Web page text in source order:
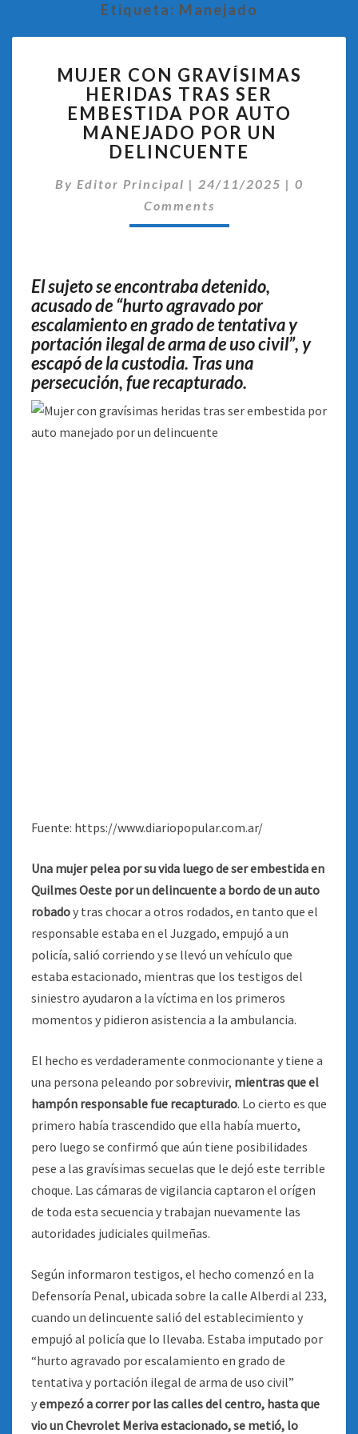
Etiqueta: Manejado
CON
GRAVÍSIMAS
HERIDAS
TRAS
SER
EMBESTIDA
POR
AUTO
MUJER CON GRAVÍSIMAS
HERIDAS TRAS SER
EMBESTIDA POR AUTO
MANEJADO POR UN
DELINCUENTE
By Editor Principal | 24/11/2025 | 0
Comments
El sujeto se encontraba detenido,
acusado de “hurto agravado por
escalamiento en grado de tentativa y
portación ilegal de arma de uso civil”, y
escapó de la custodia. Tras una
persecución, fue recapturado.
Fuente: https://www.diariopopular.com.ar/
Una mujer pelea por su vida luego de ser embestida en
Quilmes Oeste por un delincuente a bordo de un auto
robadoy tras chocar a otros rodados, en tanto que el
responsable estaba en el Juzgado, empujó a un
policía, salió corriendo y se llevó un vehículo que
estaba estacionado, mientras que los testigos del
siniestro ayudaron a la víctima en los primeros
momentos y pidieron asistencia a la ambulancia.
El hecho es verdaderamente conmocionante y tiene a
una persona peleando por sobrevivir, mientras que el
hampón responsable fue recapturado. Lo cierto es que
primero había trascendido que ella había muerto,
pero luego se confirmó que aún tiene posibilidades
pese a las gravísimas secuelas que le dejó este terrible
choque. Las cámaras de vigilancia captaron el orígen
de toda esta secuencia y trabajan nuevamente las
autoridades judiciales quilmeñas.
Según informaron testigos, el hecho comenzó en la
Defensoría Penal, ubicada sobre la calle Alberdi al 233,
cuando un delincuente salió del establecimiento y
empujó al policía que lo llevaba. Estaba imputado por
“hurto agravado por escalamiento en grado de
tentativa y portación ilegal de arma de uso civil”
yempezó a correr por las calles del centro, hasta que
vio un Chevrolet Meriva estacionado, se metió, lo